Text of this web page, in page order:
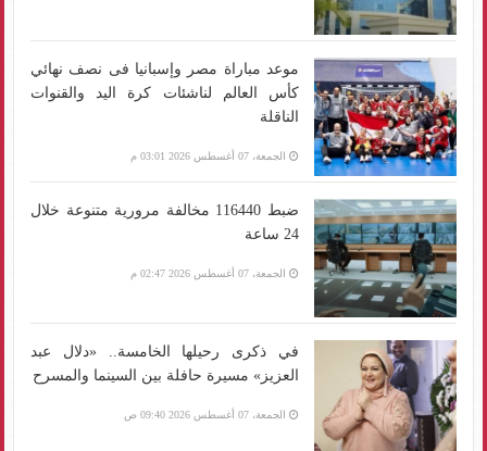
موعد مباراة مصر وإسبانيا فى نصف نهائي
كأس العالم لناشئات كرة اليد والقنوات
الناقلة
الجمعة، 07 أغسطس 2026 03:01 م
ضبط 116440 مخالفة مرورية متنوعة خلال
24 ساعة
الجمعة، 07 أغسطس 2026 02:47 م
في ذكرى رحيلها الخامسة.. «دلال عبد
العزيز» مسيرة حافلة بين السينما والمسرح
الجمعة، 07 أغسطس 2026 09:40 ص